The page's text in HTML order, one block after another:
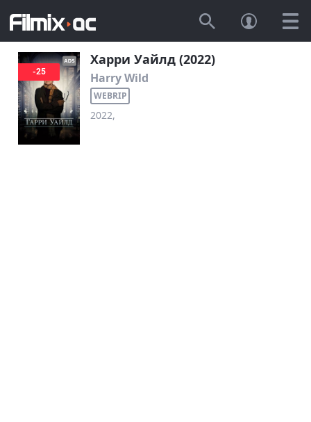
-25
Харри Уайлд (2022)
Harry Wild
WEBRIP
2022,